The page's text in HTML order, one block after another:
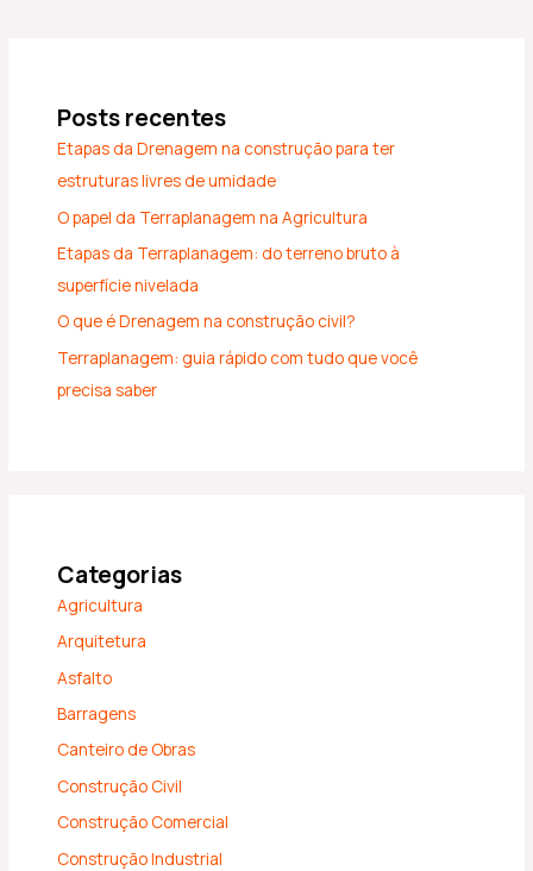
Posts recentes
Etapas da Drenagem na construção para ter
estruturas livres de umidade
O papel da Terraplanagem na Agricultura
Etapas da Terraplanagem: do terreno bruto à
superfície nivelada
O que é Drenagem na construção civil?
Terraplanagem: guia rápido com tudo que você
precisa saber
Categorias
Agricultura
Arquitetura
Asfalto
Barragens
Canteiro de Obras
Construção Civil
Construção Comercial
Construção Industrial